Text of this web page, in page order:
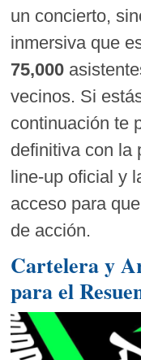
un concierto,
inmersiva que
75,000
vecinos. Si
continuación te
definitiva con la
line-up oficial y
acceso para
de acción.
Cartelera y
para el